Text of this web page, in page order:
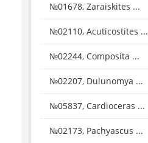
№01678, Zaraiskites ...
№02110, Acuticostites ...
№02244, Composita ...
№02207, Dulunomya ...
№05837, Cardioceras ...
№02173, Pachyascus ...